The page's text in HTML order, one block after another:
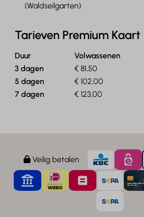
(Waldseilgarten)
Tarieven Premium Kaart
DuurVolwassenen
3 dagen
€ 81,50
5 dagen
€ 102,00
7 dagen
€ 123,00
Veilig betalen